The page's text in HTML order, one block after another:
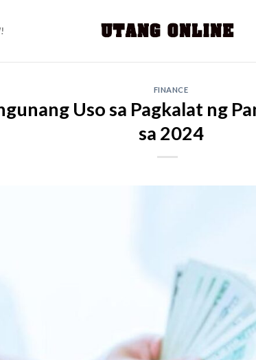
FINANCE
Uso sa Pagkalat ng
sa 2024